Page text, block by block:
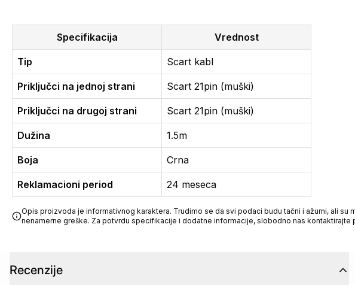
Specifikacija Vrednost
Tip Scart kabl
Priključci na jednoj strani Scart 21pin (muški)
Priključci na drugoj strani Scart 21pin (muški)
Dužina 1.5m
Boja Crna
Reklamacioni period 24 meseca
Opis proizvoda je informativnog karaktera. Trudimo se da svi podaci budu tačni i ažurni, ali su
nenamerne greške. Za potvrdu specifikacije i dodatne informacije, slobodno nas kontaktirajte
Recenzije